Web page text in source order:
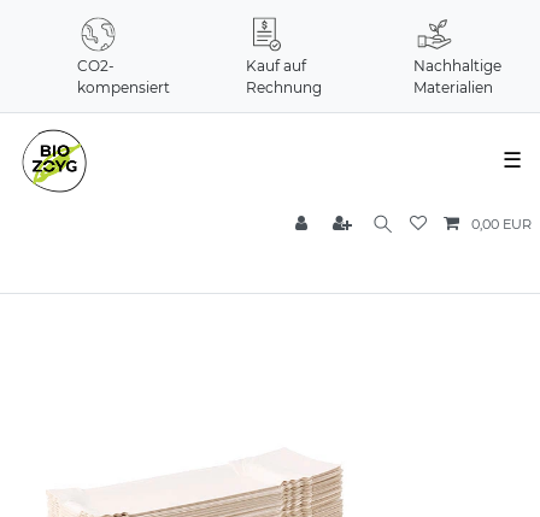
CO2-
kompensiert
Kauf auf
Rechnung
Nachhaltige
Materialien
☰
0,00 EUR